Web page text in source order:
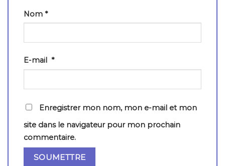
Nom *
E-mail *
Enregistrer mon nom, mon e-mail et mon
site dans le navigateur pour mon prochain
commentaire.